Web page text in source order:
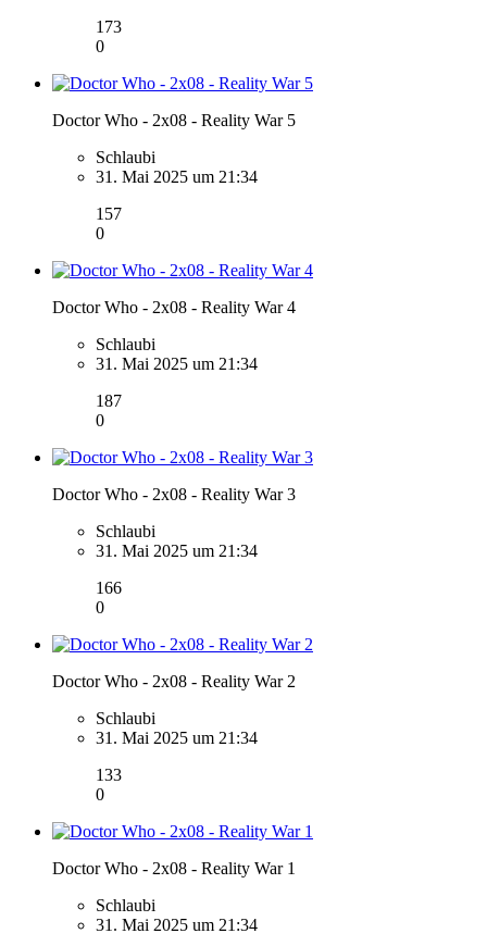
173
0
Doctor Who - 2x08 - Reality War 5
Schlaubi
31. Mai 2025 um 21:34
157
0
Doctor Who - 2x08 - Reality War 4
Schlaubi
31. Mai 2025 um 21:34
187
0
Doctor Who - 2x08 - Reality War 3
Schlaubi
31. Mai 2025 um 21:34
166
0
Doctor Who - 2x08 - Reality War 2
Schlaubi
31. Mai 2025 um 21:34
133
0
Doctor Who - 2x08 - Reality War 1
Schlaubi
31. Mai 2025 um 21:34